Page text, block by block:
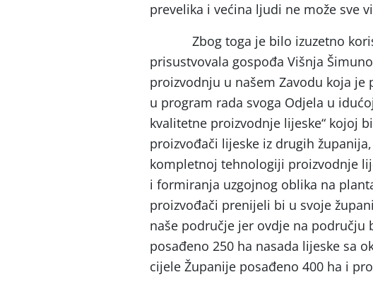
prevelika i većina ljudi ne može sve
Zbog toga je bilo izuzetno
prisustvovala gospođa Višnja
proizvodnju u našem Zavodu koja je
u program rada svoga Odjela u
kvalitetne proizvodnje lijeske“ kojoj
proizvođači lijeske iz drugih
kompletnoj tehnologiji proizvodnje
i formiranja uzgojnog oblika na
proizvođači prenijeli bi u svoje
naše područje jer ovdje na
posađeno 250 ha nasada lijeske sa
cijele Županije posađeno 400 ha i